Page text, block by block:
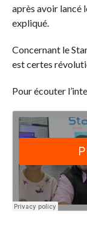
après avoir lancé
expliqué.
Concernant le
est certes
Pour écouter